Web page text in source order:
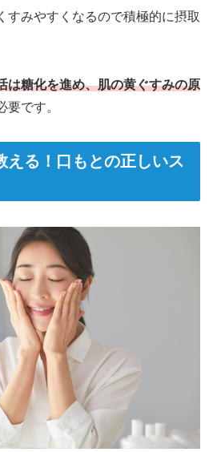
すみやすくなるので積極的に摂取
は糖化を進め、肌の黄ぐすみの原
要です。
える！口もとの正しいス